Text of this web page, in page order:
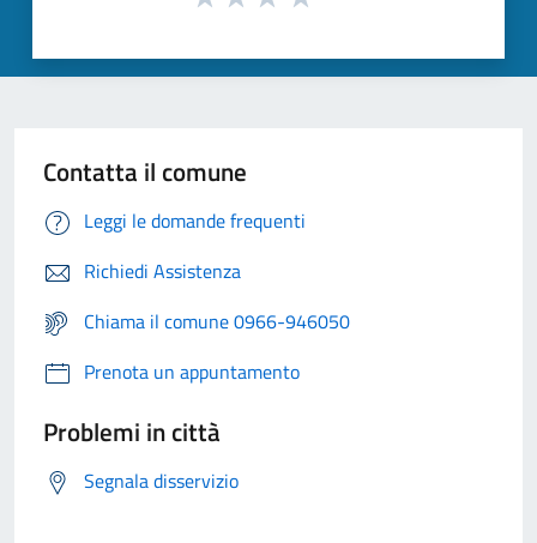
Contatta il comune
Leggi le domande frequenti
Richiedi Assistenza
Chiama il comune 0966-946050
Prenota un appuntamento
Problemi in città
Segnala disservizio